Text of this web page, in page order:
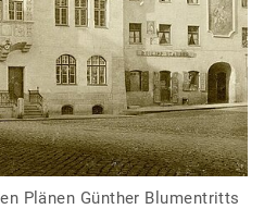
Plänen Günther Blumentritts